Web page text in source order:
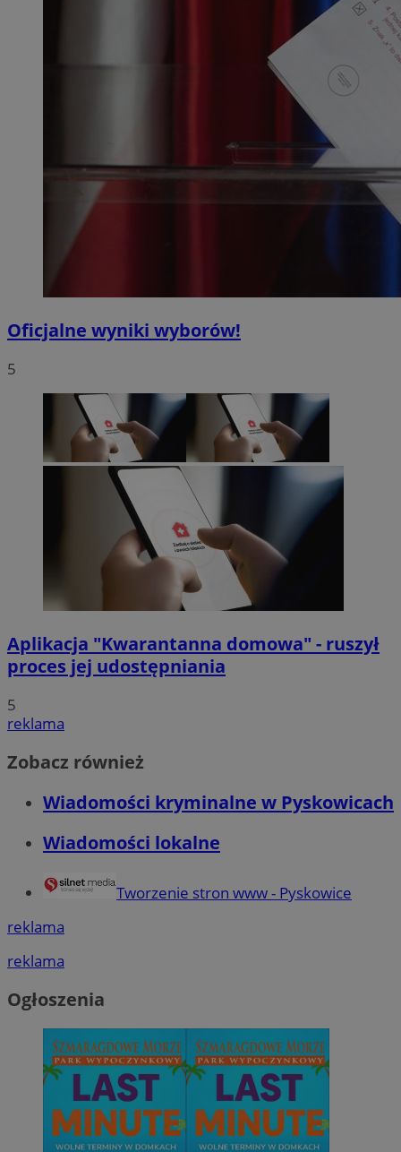
Oficjalne wyniki wyborów!
5
Aplikacja "Kwarantanna domowa" - ruszył
proces jej udostępniania
5
reklama
Zobacz również
Wiadomości kryminalne w Pyskowicach
Wiadomości lokalne
Tworzenie stron www - Pyskowice
reklama
reklama
Ogłoszenia